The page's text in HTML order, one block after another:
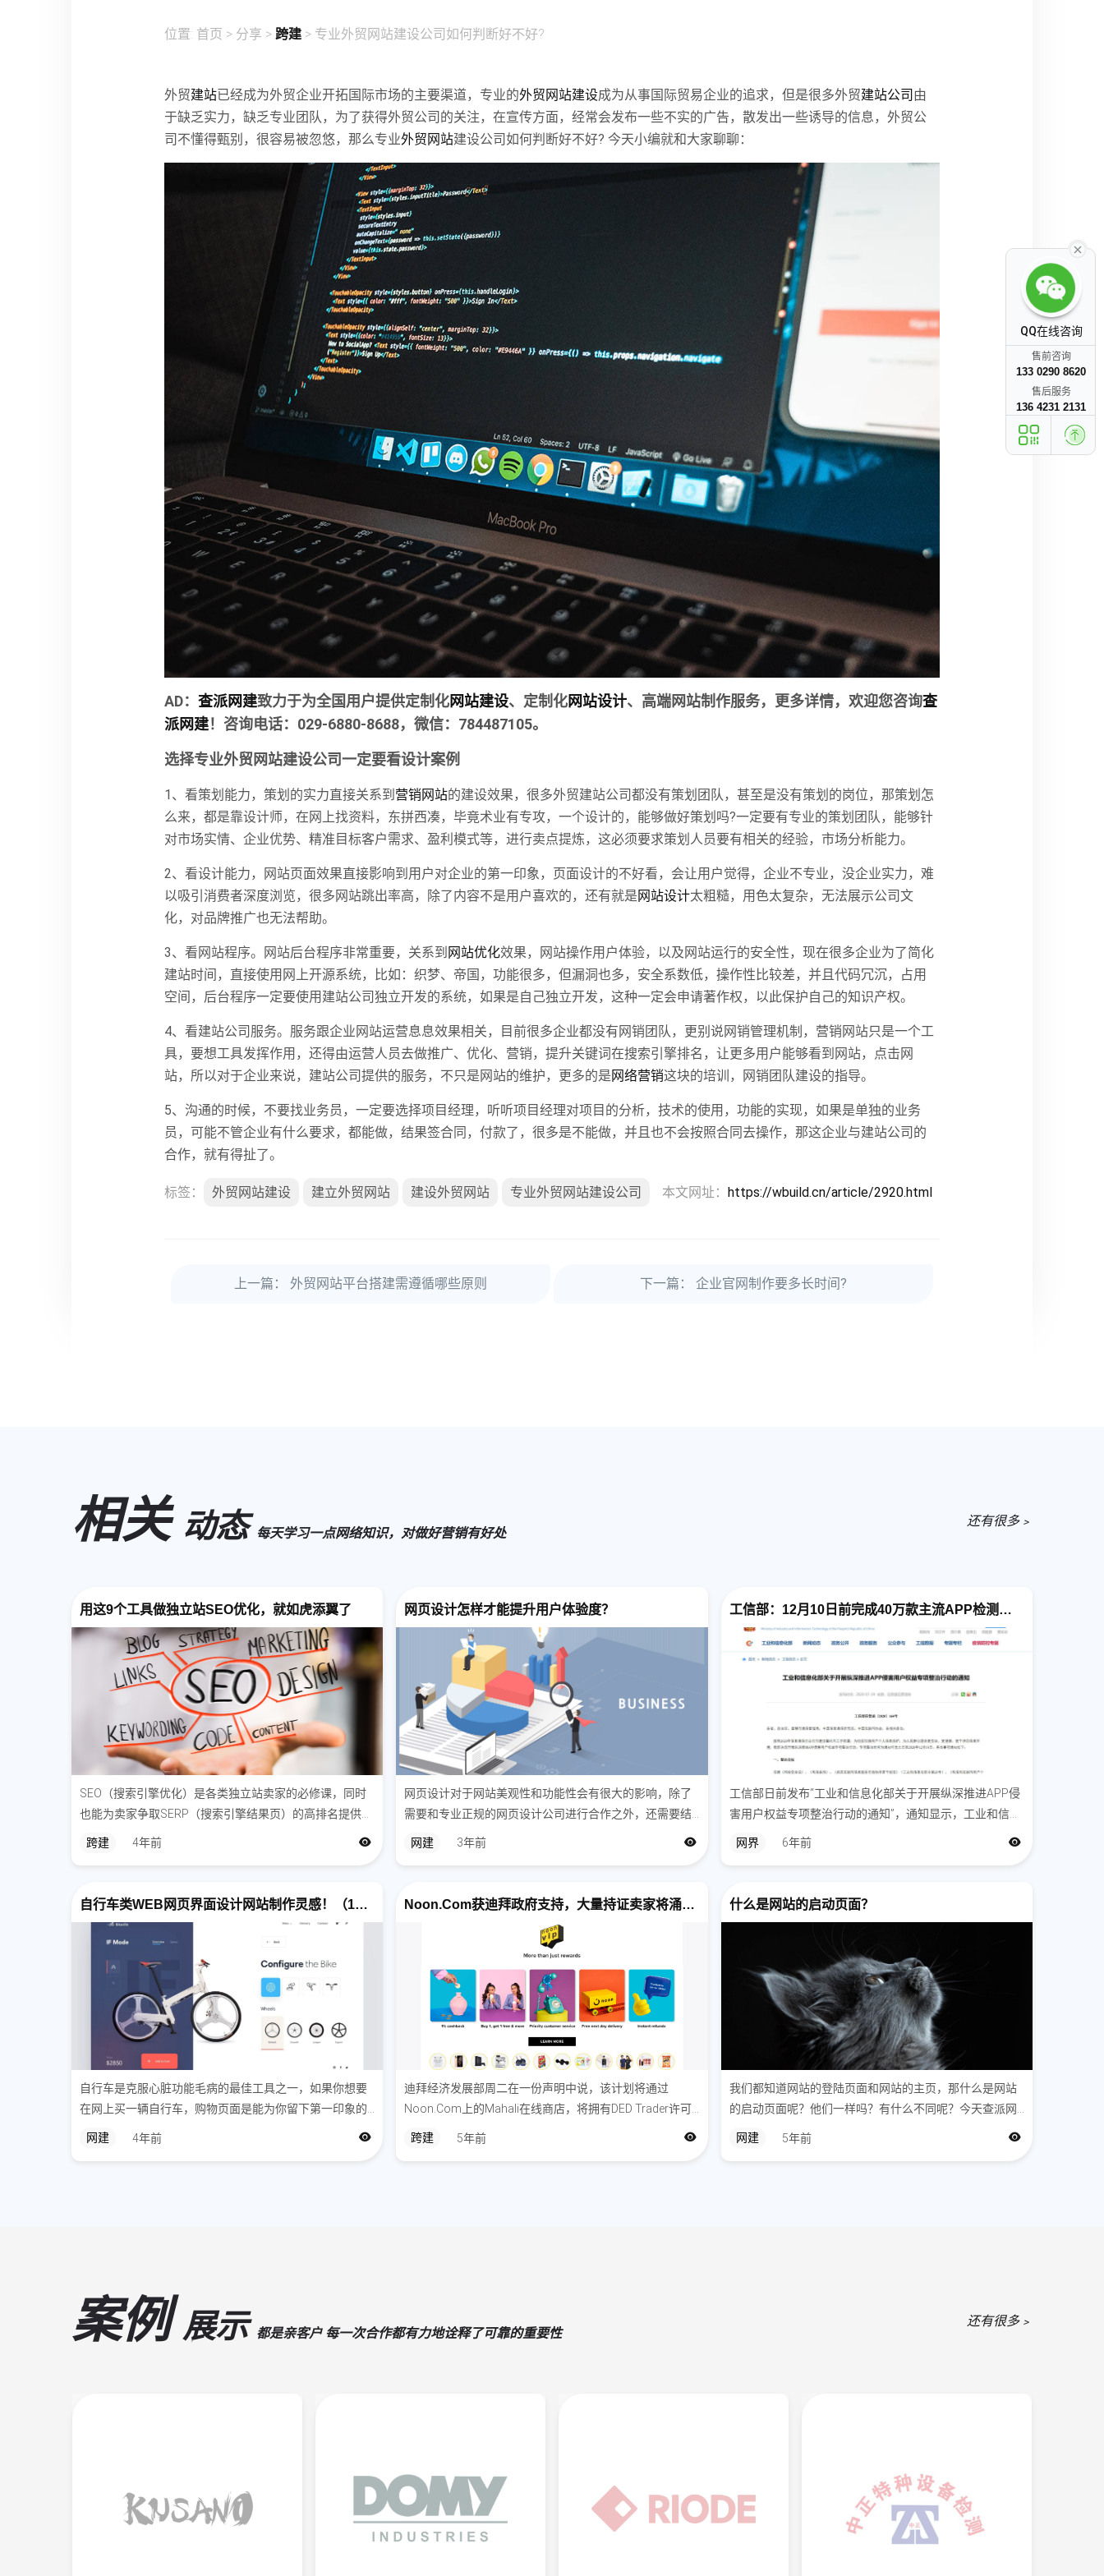
位置: 首页 > 分享 >跨建 > 专业外贸网站建设公司如何判断好不好?
外贸建站已经成为外贸企业开拓国际市场的主要渠道，专业的外贸网站建设成为从事国际贸易企业的追求，但是很多外贸建站公司 由
于缺乏实力，缺乏专业团队，为了获得外贸公司的关注，在宣传方面，经常会发布一些不实的广告，散发出一些诱导的信息，外贸公
司不懂得甄别，很容易被忽悠，那么专业外贸网站建设公司如何判断好不好? 今天小编就和大家聊聊：
AD：查派网建致力于为全国用户提供定制化网站建设、定制化网站设计、高端网站制作服务，更多详情，欢迎您咨询查
派网建！咨询电话：029-6880-8688，微信：784487105。
选择专业外贸网站建设公司一定要看设计案例
1、看策划能力，策划的实力直接关系到 营销网站的建设效果，很多外贸建站公司都没有策划团队，甚至是没有策划的岗位，那策划怎
么来，都是靠设计师，在网上找资料，东拼西凑，毕竟术业有专攻，一个设计的，能够做好策划吗?一定要有专业的策划团队，能够针
对市场实情、企业优势、精准目标客户需求、盈利模式等，进行卖点提炼，这必须要求策划人员要有相关的经验，市场分析能力。
2、看设计能力，网站页面效果直接影响到用户对企业的第一印象，页面设计的不好看，会让用户觉得，企业不专业，没企业实力，难
以吸引消费者深度浏览，很多网站跳出率高，除了内容不是用户喜欢的，还有就是网站设计太粗糙，用色太复杂，无法展示公司文
化，对品牌推广也无法帮助。
3、看网站程序。网站后台程序非常重要，关系到 网站优化效果，网站操作用户体验，以及网站运行的安全性，现在很多企业为了简化
建站时间，直接使用网上开源系统，比如：织梦、帝国，功能很多，但漏洞也多，安全系数低，操作性比较差，并且代码冗沉，占用
空间，后台程序一定要使用建站公司独立开发的系统，如果是自己独立开发，这种一定会申请著作权，以此保护自己的知识产权。
4、看建站公司服务。服务跟企业网站运营息息效果相关，目前很多企业都没有网销团队，更别说网销管理机制，营销网站只是一个工
具，要想工具发挥作用，还得由运营人员去做推广、优化、营销，提升关键词在搜索引擎排名，让更多用户能够看到网站，点击网
站，所以对于企业来说，建站公司提供的服务，不只是网站的维护，更多的是网络营销这块的培训，网销团队建设的指导。
5、沟通的时候，不要找业务员，一定要选择项目经理，听听项目经理对项目的分析，技术的使用，功能的实现，如果是单独的业务
员，可能不管企业有什么要求，都能做，结果签合同，付款了，很多是不能做，并且也不会按照合同去操作，那这企业与建站公司的
合作，就有得扯了。
标签： 外贸网站建设 建立外贸网站 建设外贸网站 专业外贸网站建设公司 本文网址：https://wbuild.cn/article/2920.html
上一篇： 外贸网站平台搭建需遵循哪些原则 下一篇：企业官网制作要多长时间?
相关 动态 每天学习一点网络知识，对做好营销有好处
还有很多﹥
用这9个工具做独立站SEO优化，就如虎添翼了
SEO（搜索引擎优化）是各类独立站卖家的必修课，同时
也能为卖家争取SERP（搜索引擎结果页）的高排名提供营
销解决方案。俗话说“好马配好鞍”，SEO解决方案是网站的
跨建 4年前
网页设计怎样才能提升用户体验度？
网页设计对于网站美观性和功能性会有很大的影响，除了
需要和专业正规的网页设计公司进行合作之外，还需要结
合自己个人需求来制定设计方案，同时也需要达到一定的
网建 3年前
工信部：12月10日前完成40万款主流APP检测工作
工信部日前发布“工业和信息化部关于开展纵深推进APP侵
害用户权益专项整治行动的通知”，通知显示，工业和信息
化部决定开展纵深推进APP侵害用户权益专项整治行动。
网界 6年前
自行车类WEB网页界面设计网站制作灵感！（12图）
自行车是克服心脏功能毛病的最佳工具之一，如果你想要
在网上买一辆自行车，购物页面是能为你留下第一印象的
场景，来看看这12组自行车相关的网站页面设计吧！
网建 4年前
Noon.com获迪拜政府支持，大量持证卖家将涌入电商平台
迪拜经济发展部周二在一份声明中说，该计划将通过
Noon.com上的Mahali在线商店，将拥有DED Trader许可
证的阿联酋国民拥有的初创企业与该地区的客户联系起
跨建 5年前
什么是网站的启动页面？
我们都知道网站的登陆页面和网站的主页，那什么是网站
的启动页面呢？他们一样吗？有什么不同呢？今天查派网
建，北京高端网站建设、网站设计公司，和您分享什么是
网建 5年前
案例展示 都是亲客户 每一次合作都有力地诠释了可靠的重要性
还有很多﹥
QQ在线咨询
售前咨询
133 0290 8620
售后服务
136 4231 2131